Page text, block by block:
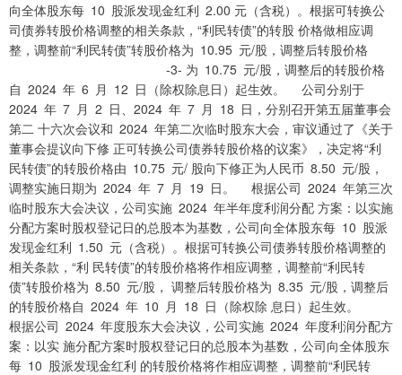
向全体股东每 10 股派发现金红利 2.00 元（含税）。根据可转换公
司债券转股价格调整的相关条款，“利民转债”的转股 价格做相应调
整，调整前“利民转债”转股价格为 10.95 元/股，调整后转股价格
-3- 为 10.75 元/股，调整后的转股价格
自 2024 年 6 月 12 日（除权除息日）起生效。 公司分别于
2024 年 7 月 2 日、2024 年 7 月 18 日，分别召开第五届董事会
第二 十六次会议和 2024 年第二次临时股东大会，审议通过了《关于
董事会提议向下修 正可转换公司债券转股价格的议案》，决定将“利
民转债”的转股价格由 10.75 元/ 股向下修正为人民币 8.50 元/股，
调整实施日期为 2024 年 7 月 19 日。 根据公司 2024 年第三次
临时股东大会决议，公司实施 2024 年半年度利润分配 方案：以实施
分配方案时股权登记日的总股本为基数，公司向全体股东每 10 股派
发现金红利 1.50 元（含税）。根据可转换公司债券转股价格调整的
相关条款，“利 民转债”的转股价格将作相应调整，调整前“利民转
债”转股价格为 8.50 元/股， 调整后转股价格为 8.35 元/股，调整后
的转股价格自 2024 年 10 月 18 日（除权除 息日）起生效。
根据公司 2024 年度股东大会决议，公司实施 2024 年度利润分配方
案：以实 施分配方案时股权登记日的总股本为基数，公司向全体股东
每 10 股派发现金红利 的转股价格将作相应调整，调整前“利民转